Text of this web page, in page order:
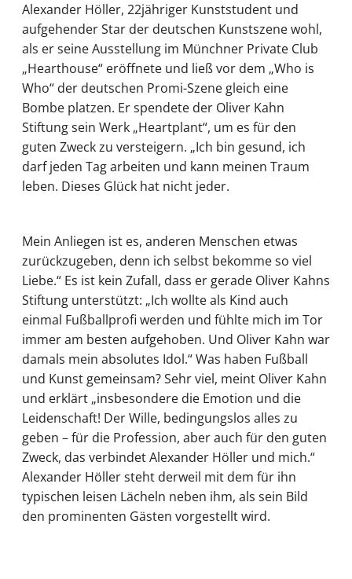
Alexander Höller, 22jähriger Kunststudent und
aufgehender Star der deutschen Kunstszene wohl,
als er seine Ausstellung im Münchner Private Club
„Hearthouse“ eröffnete und ließ vor dem „Who is
Who“ der deutschen Promi-Szene gleich eine
Bombe platzen. Er spendete der Oliver Kahn
Stiftung sein Werk „Heartplant“, um es für den
guten Zweck zu versteigern. „Ich bin gesund, ich
darf jeden Tag arbeiten und kann meinen Traum
leben. Dieses Glück hat nicht jeder.
Mein Anliegen ist es, anderen Menschen etwas
zurückzugeben, denn ich selbst bekomme so viel
Liebe.“ Es ist kein Zufall, dass er gerade Oliver Kahns
Stiftung unterstützt: „Ich wollte als Kind auch
einmal Fußballprofi werden und fühlte mich im Tor
immer am besten aufgehoben. Und Oliver Kahn war
damals mein absolutes Idol.“ Was haben Fußball
und Kunst gemeinsam? Sehr viel, meint Oliver Kahn
und erklärt „insbesondere die Emotion und die
Leidenschaft! Der Wille, bedingungslos alles zu
geben – für die Profession, aber auch für den guten
Zweck, das verbindet Alexander Höller und mich.“
Alexander Höller steht derweil mit dem für ihn
typischen leisen Lächeln neben ihm, als sein Bild
den prominenten Gästen vorgestellt wird.